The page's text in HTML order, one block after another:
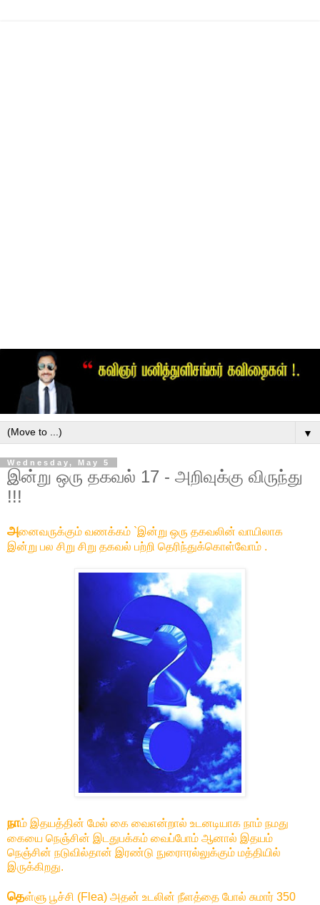
▼
Wednesday, May 5
இன்று ஒரு தகவல் 17 - அறிவுக்கு விருந்து
!!!
அனைவருக்கும் வணக்கம் `இன்று ஒரு தகவலின் வாயிலாக
இன்று பல சிறு சிறு தகவல் பற்றி தெரிந்துக்கொள்வோம் .
நாம் இதயத்தின் மேல் கை வைஎன்றால் உடனடியாக நாம் நமது
கையை நெஞ்சின் இடதுபக்கம் வைப்போம் ஆனால் இதயம்
நெஞ்சின் நடுவில்தான் இரண்டு நுரைஈரல்லுக்கும் மத்தியில்
இருக்கிறது.
தெள்ளு பூச்சி (Flea) அதன் உடலின் நீளத்தை போல் சுமார் 350